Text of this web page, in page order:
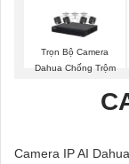
SẢN
PHẨM
TƯ
Trọn Bộ Camera
Dahua Chống Trộm
Camera IP AI